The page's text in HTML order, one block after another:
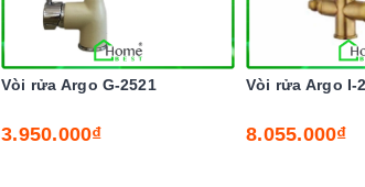
Vòi rửa Argo G-2521
3.950.000₫
Vòi rửa Argo I-
8.055.000₫